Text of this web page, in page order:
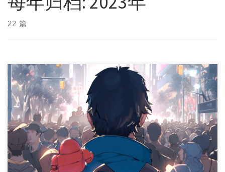
22 篇
Last week, the Maker Faire Shenzhen 2023 has annou […]